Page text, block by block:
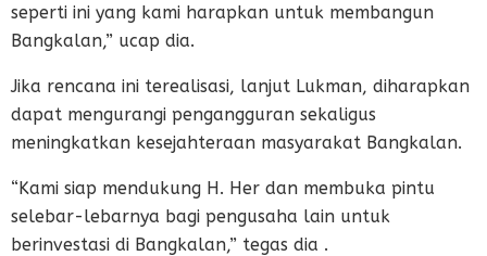
seperti ini yang kami harapkan untuk membangun
Bangkalan,” ucap dia.
Jika rencana ini terealisasi, lanjut Lukman, diharapkan
dapat mengurangi pengangguran sekaligus
meningkatkan kesejahteraan masyarakat Bangkalan.
“Kami siap mendukung H. Her dan membuka pintu
selebar-lebarnya bagi pengusaha lain untuk
berinvestasi di Bangkalan,” tegas dia .